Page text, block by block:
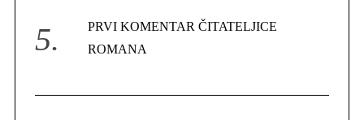
PRVI KOMENTAR ČITATELJICE
ROMANA